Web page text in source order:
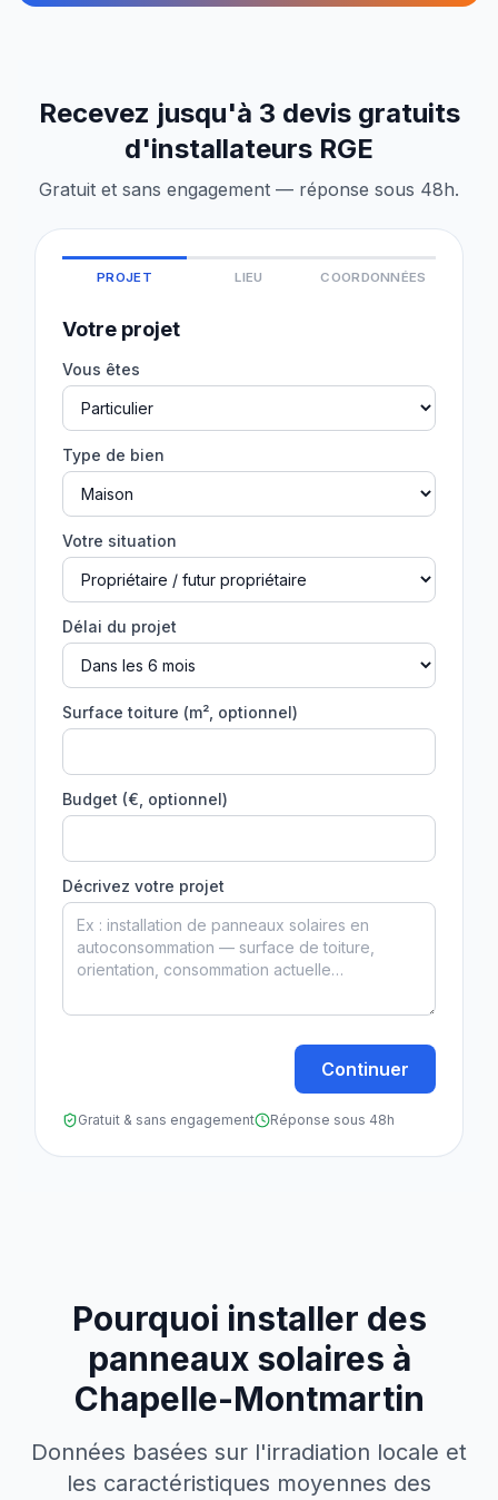
Recevez jusqu'à 3 devis gratuits
d'installateurs RGE
Gratuit et sans engagement — réponse sous 48h.
PROJET LIEU COORDONNÉES
Votre projet
Vous êtes
Type de bien
Votre situation
Délai du projet
Surface toiture (m², optionnel)
Budget (€, optionnel)
Décrivez votre projet
Continuer
Gratuit & sans engagement Réponse sous 48h
Pourquoi installer des
panneaux solaires à
Chapelle-Montmartin
Données basées sur l'irradiation locale et
les caractéristiques moyennes des